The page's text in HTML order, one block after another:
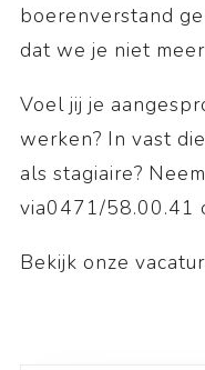
boerenverstand
dat we je niet
Voel jij je
werken? In vast
als stagiaire?
via0471/58.00.41
Bekijk onze